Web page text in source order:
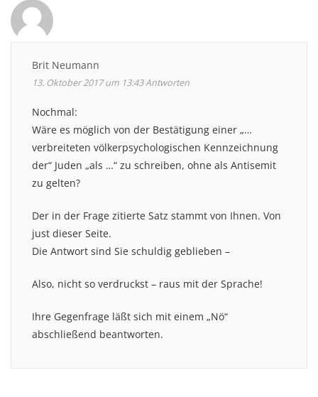
Brit Neumann
13. Oktober 2017 um 13:43Antworten
Nochmal:
Wäre es möglich von der Bestätigung einer „…
verbreiteten völkerpsychologischen Kennzeichnung
der“ Juden „als …“ zu schreiben, ohne als Antisemit
zu gelten?
Der in der Frage zitierte Satz stammt von Ihnen. Von
just dieser Seite.
Die Antwort sind Sie schuldig geblieben –
Also, nicht so verdruckst – raus mit der Sprache!
Ihre Gegenfrage läßt sich mit einem „Nö“
abschließend beantworten.